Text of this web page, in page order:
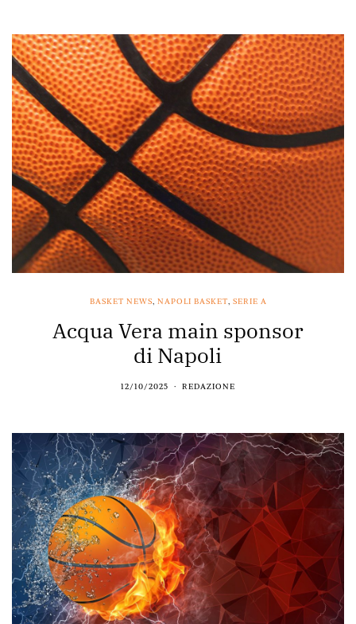
BASKET NEWS, NAPOLI BASKET, SERIE A
Acqua Vera main sponsor
di Napoli
12/10/2025 REDAZIONE